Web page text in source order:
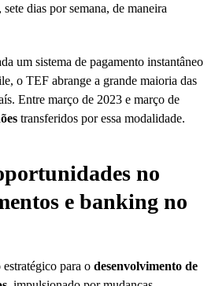
dias por semana, de maneira
um sistema de pagamento instantâneo
o TEF abrange a grande maioria das
Entre março de 2023 e março de
transferidos por essa modalidade.
no
e banking no
para o desenvolvimento de